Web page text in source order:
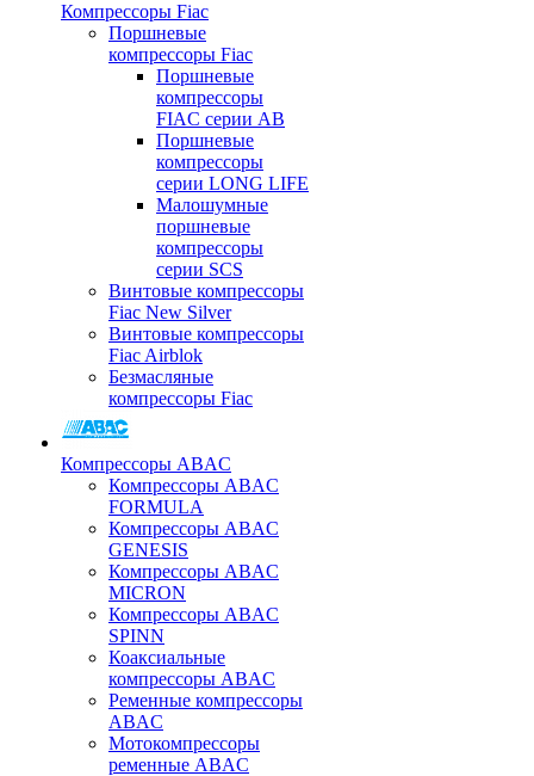
Компрессоры Fiac
Поршневые
компрессоры Fiac
Поршневые
компрессоры
FIAC серии AB
Поршневые
компрессоры
серии LONG LIFE
Малошумные
поршневые
компрессоры
серии SCS
Винтовые компрессоры
Fiac New Silver
Винтовые компрессоры
Fiac Airblok
Безмасляные
компрессоры Fiac
Компрессоры ABAC
Компрессоры ABAC
FORMULA
Компрессоры ABAC
GENESIS
Компрессоры ABAC
MICRON
Компрессоры ABAC
SPINN
Коаксиальные
компрессоры ABAC
Ременные компрессоры
ABAC
Мотокомпрессоры
ременные ABAC